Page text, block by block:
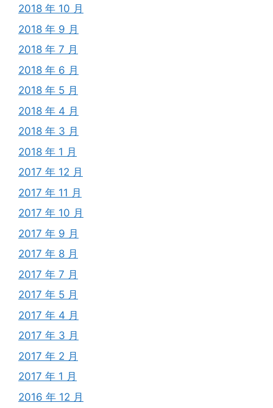
2018 年 10 月
2018 年 9 月
2018 年 7 月
2018 年 6 月
2018 年 5 月
2018 年 4 月
2018 年 3 月
2018 年 1 月
2017 年 12 月
2017 年 11 月
2017 年 10 月
2017 年 9 月
2017 年 8 月
2017 年 7 月
2017 年 5 月
2017 年 4 月
2017 年 3 月
2017 年 2 月
2017 年 1 月
2016 年 12 月